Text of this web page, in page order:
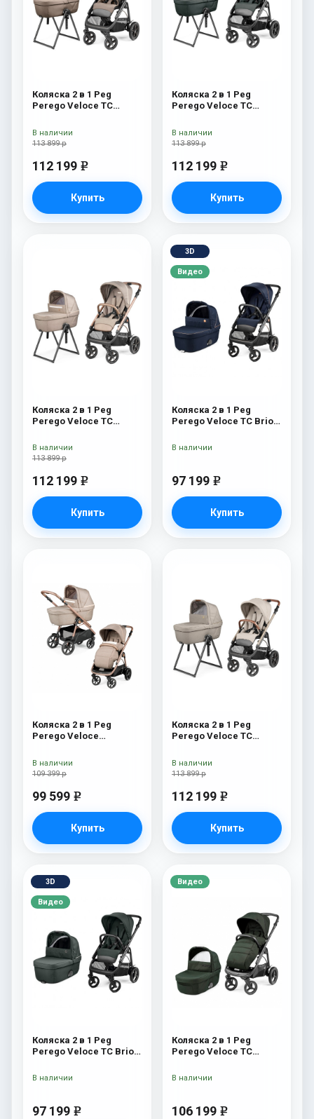
Коляска 2 в 1 Peg
Perego Veloce TC
New
113 899 р
112 199 e
Купить
В наличии
Коляска 2 в 1 Peg
Perego Veloce TC
113 899 р
112 199 e
Купить
В наличии
Коляска 2 в 1 Peg
Perego Veloce TC
New
113 899 р
112 199 e
Купить
В наличии
3D
Видео
Коляска 2 в 1 Peg
Perego Veloce TC Brio
97 199 e
Купить
В наличии
Коляска 2 в 1 Peg
Perego Veloce
109 399 р
99 599 e
Купить
В наличии
Коляска 2 в 1 Peg
Perego Veloce TC
113 899 р
112 199 e
Купить
В наличии
3D
Видео
Коляска 2 в 1 Peg
Perego Veloce TC Brio
97 199 e
В наличии
Видео
Коляска 2 в 1 Peg
Perego Veloce TC
106 199 e
В наличии